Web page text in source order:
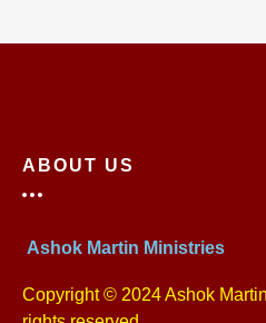
ABOUT US
Ashok Martin Ministries
Copyright © 2024 Ashok